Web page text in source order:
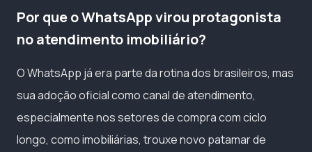
Por que o WhatsApp virou protagonista
no atendimento imobiliário?
O WhatsApp já era parte da rotina dos brasileiros, mas
sua adoção oficial como canal de atendimento,
especialmente nos setores de compra com ciclo
longo, como imobiliárias, trouxe novo patamar de